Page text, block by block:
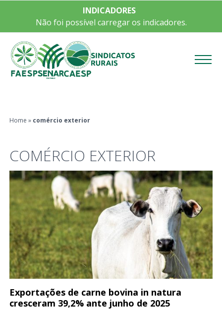
INDICADORES
Não foi possível carregar os indicadores.
Home » comércio exterior
COMÉRCIO EXTERIOR
Exportações de carne bovina in natura
cresceram 39,2% ante junho de 2025